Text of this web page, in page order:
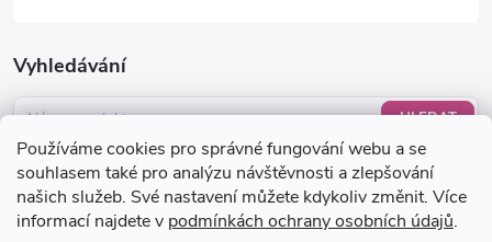
Používáme cookies pro správné fungování webu a se
souhlasem také pro analýzu návštěvnosti a zlepšování
našich služeb. Své nastavení můžete kdykoliv změnit. Více
informací najdete v podmínkách ochrany osobních údajů.
Vyhledávání
HLEDAT
Nákupní košík
0KS /0 KČ